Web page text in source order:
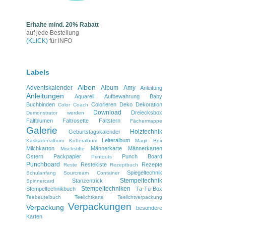
Erhalte mind. 20% Rabatt
auf jede Bestellung
(KLICK) für INFO
Labels
Adventskalender Alben Album Amy Anleitung
Anleitungen Aquarell Aufbewahrung
Baby
Buchbinden Color Coach Colorieren Deko Dekoration
Demonstrator werden Download
Dreiecksbox
Faltblumen
Faltrosette Faltstern Fächermappe
Galerie Geburtstagskalender Holztechnik
Kaskadenalbum Kofferalbum Leiteralbum Magic Box
Milchkarton Mischstifte Männerkarte
Männerkarten
Ostern
Packpapier Printouts Punch Board
Punchboard Reste Restekiste Rezeptbuch Rezepte
Schulanfang Sourcream Container Spiegeltechnik
Spinnercard Stanzentrick Stempeltechnik
Stempeltechnikbuch Stempeltechniken Ta-Tü-Box
Teebeutelbuch Teelichtkarte Teelichtverpackung
Verpackung Verpackungen
besondere
Karten